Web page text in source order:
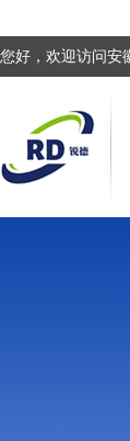
您好，欢迎访问安